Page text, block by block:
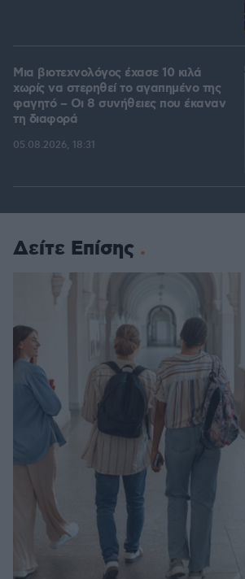
Μια βιοτεχνολόγος έχασε 10 κιλά
χωρίς να στερηθεί το αγαπημένο της
φαγητό – Οι 8 συνήθειες που έκαναν
τη διαφορά
05.08.2026, 18:31
Δείτε Επίσης